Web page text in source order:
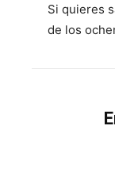
Si quieres
de los